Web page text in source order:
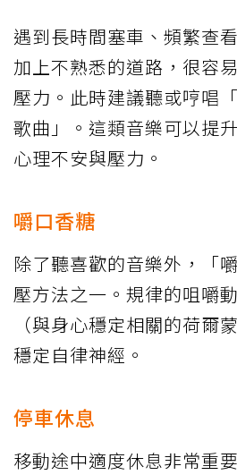
遇到長時間塞車、頻繁查
加上不熟悉的道路，很容
壓力。此時建議聽或哼唱
歌曲」。這類音樂可以提
心理不安與壓力。
嚼口香糖
除了聽喜歡的音樂外，「
壓方法之一。規律的咀嚼
（與身心穩定相關的荷爾
穩定自律神經。
停車休息
移動途中適度休息非常重